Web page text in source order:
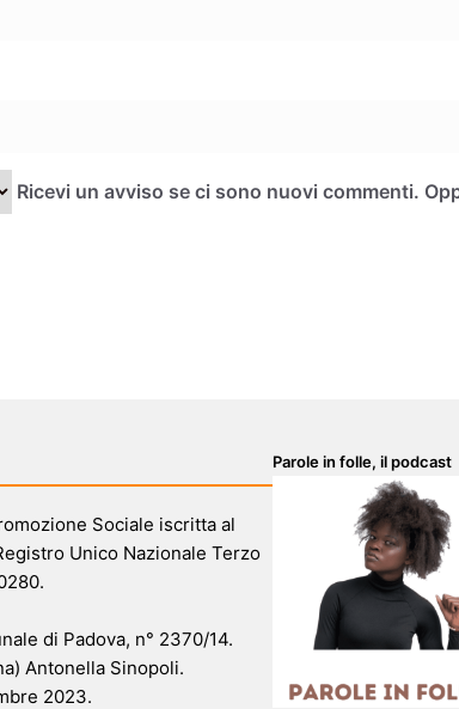
Ricevi un avviso se ci sono nuovi commenti.
Sociale iscritta al
Unico Nazionale Terzo
di Padova, n° 2370/14.
Antonella Sinopoli.
2023.
Parole in folle, il podcast